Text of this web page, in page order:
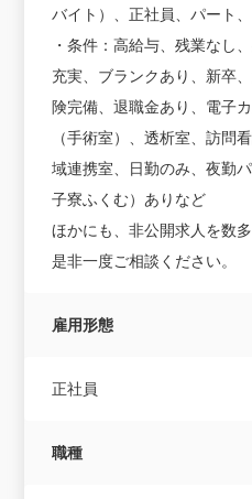
バイト）、正社員、パート
・条件：高給与、残業なし
充実、ブランクあり、新卒
険完備、退職金あり、電子
（手術室）、透析室、訪問
域連携室、日勤のみ、夜勤
子寮ふくむ）ありなど
ほかにも、非公開求人を数
是非一度ご相談ください。
雇用形態
正社員
職種